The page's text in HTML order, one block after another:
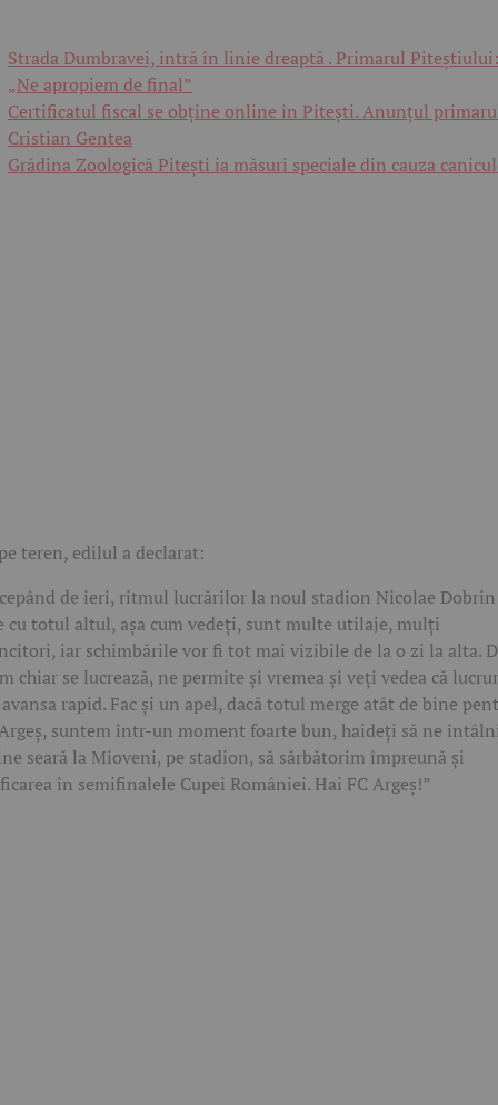
Strada Dumbravei, intră în linie dreaptă . Primarul Piteștiului:
„Ne apropiem de final”
Certificatul fiscal se obține online în Pitești. Anunțul
Cristian Gentea
Grădina Zoologică Pitești ia măsuri speciale din cauza
teren, edilul a declarat:
de ieri, ritmul lucrărilor la noul stadion Nicolae Dobrin
cu totul altul, așa cum vedeți, sunt multe utilaje, mulți
iar schimbările vor fi tot mai vizibile de la o zi la alta.
chiar se lucrează, ne permite și vremea și veți vedea că
rapid. Fac și un apel, dacă totul merge atât de bine
suntem într-un moment foarte bun, haideți să ne
seară la Mioveni, pe stadion, să sărbătorim împreună și
în semifinalele Cupei României. Hai FC Argeș!”